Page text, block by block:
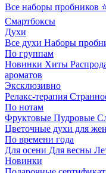
Все наборы пробников
Смартбоксы
Духи
Все духи Наборы
По группам
Новинки Хиты
ароматов
Эксклюзивно
Релакс-терапия
По нотам
Фруктовые Пудровые
Цветочные духи для
По времени года
Для осени Для весны
Новинки